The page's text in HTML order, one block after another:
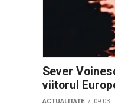
Sever
viitorul
ACTUALITATE 09:03